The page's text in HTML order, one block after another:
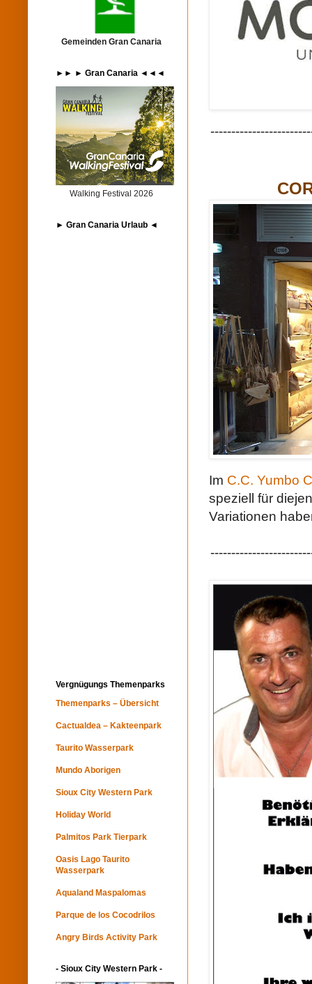
Im C.C. Yumbo
speziell für
Variationen
Gemeinden Gran Canaria
►► ► Gran Canaria ◄◄◄
Walking Festival 2026
► Gran Canaria Urlaub ◄
Vergnügungs Themenparks
Themenparks – Übersicht
Cactualdea – Kakteenpark
Taurito Wasserpark
Mundo Aborigen
Sioux City Western Park
Holiday World
Palmitos Park Tierpark
Oasis Lago Taurito
Wasserpark
Aqualand Maspalomas
Parque de los Cocodrilos
Angry Birds Activity Park
- Sioux City Western Park -